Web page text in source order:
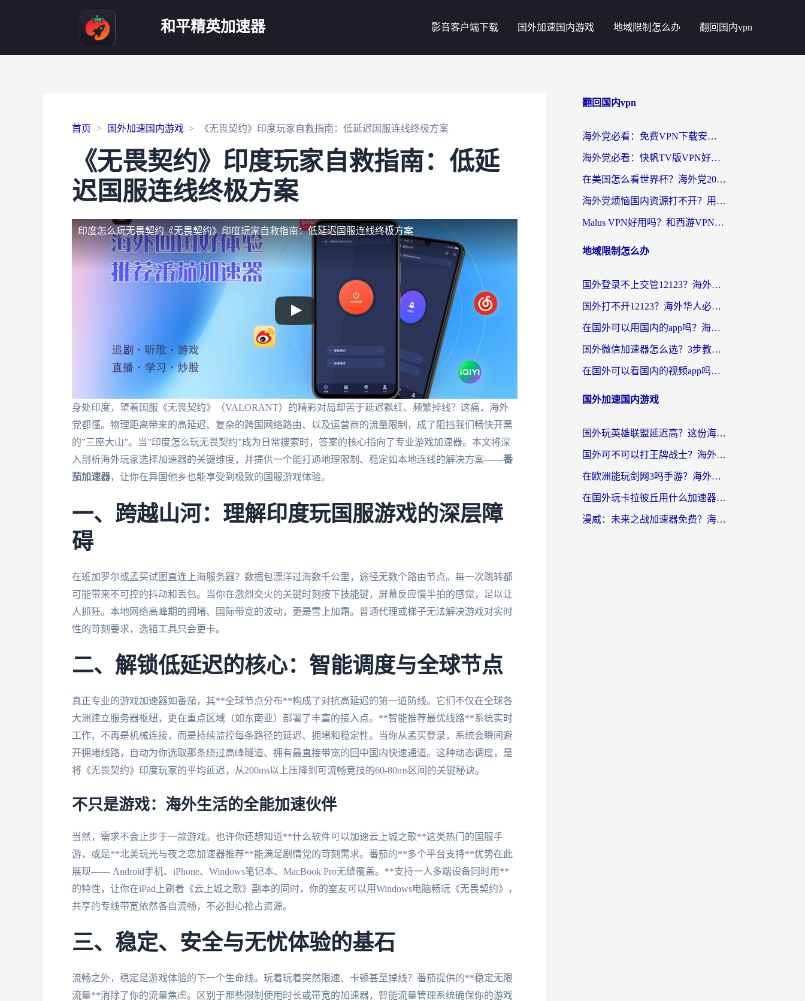
和平精英加速器 影音客户端下载 国外加速国内游戏 地域限制怎么办 翻回国内vpn
首页 国外加速国内游戏 《无畏契约》印度玩家自救指南：低延迟国服连线终极方案
《无畏契约》印度玩家自救指南：低延
迟国服连线终极方案
印度怎么玩无畏契约《无畏契约》印度玩家自救指南：低延迟国服连线终极方案
身处印度，望着国服《无畏契约》（VALORANT）的精彩对局却苦于延迟飘红、频繁掉线？这痛，海外
党都懂。物理距离带来的高延迟、复杂的跨国网络路由、以及运营商的流量限制，成了阻挡我们畅快开黑
的”三座大山”。当”印度怎么玩无畏契约”成为日常搜索时，答案的核心指向了专业游戏加速器。本文将深
入剖析海外玩家选择加速器的关键维度，并提供一个能打通地理限制、稳定如本地连线的解决方案——番
茄加速器，让你在异国他乡也能享受到极致的国服游戏体验。
一、跨越山河：理解印度玩国服游戏的深层障
碍
在班加罗尔或孟买试图直连上海服务器？数据包漂洋过海数千公里，途径无数个路由节点。每一次跳转都
可能带来不可控的抖动和丢包。当你在激烈交火的关键时刻按下技能键，屏幕反应慢半拍的感觉，足以让
人抓狂。本地网络高峰期的拥堵、国际带宽的波动，更是雪上加霜。普通代理或梯子无法解决游戏对实时
性的苛刻要求，选错工具只会更卡。
二、解锁低延迟的核心：智能调度与全球节点
真正专业的游戏加速器如番茄，其**全球节点分布**构成了对抗高延迟的第一道防线。它们不仅在全球各
大洲建立服务器枢纽，更在重点区域（如东南亚）部署了丰富的接入点。**智能推荐最优线路**系统实时
工作，不再是机械连接，而是持续监控每条路径的延迟、拥堵和稳定性。当你从孟买登录，系统会瞬间避
开拥堵线路，自动为你选取那条绕过高峰隧道、拥有最直接带宽的回中国内快速通道。这种动态调度，是
将《无畏契约》印度玩家的平均延迟，从200ms以上压降到可流畅竞技的60-80ms区间的关键秘诀。
不只是游戏：海外生活的全能加速伙伴
当然，需求不会止步于一款游戏。也许你还想知道**什么软件可以加速云上城之歌**这类热门的国服手
游，或是**北美玩光与夜之恋加速器推荐**能满足剧情党的苛刻需求。番茄的**多个平台支持**优势在此
展现—— Android手机、iPhone、Windows笔记本、MacBook Pro无缝覆盖。**支持一人多端设备同时用**
的特性，让你在iPad上刷着《云上城之歌》副本的同时，你的室友可以用Windows电脑畅玩《无畏契约》，
共享的专线带宽依然各自流畅，不必担心抢占资源。
三、稳定、安全与无忧体验的基石
流畅之外，稳定是游戏体验的下一个生命线。玩着玩着突然限速、卡顿甚至掉线？番茄提供的**稳定无限
流量**消除了你的流量焦虑。区别于那些限制使用时长或带宽的加速器，智能流量管理系统确保你的游戏
翻回国内vpn
海外党必看：免费VPN下载安卓+3步选对国外到国内加速器，无缝刷国内资源
海外党必看：快帆TV版VPN好用吗？和斧牛手游VPN对比哪个回国效果更好？附电脑翻墙回国实用技巧
在美国怎么看世界杯？海外党2026最新回国加速器指南：从影音到游戏全搞定
海外党烦恼国内资源打不开？用VPN上海节点+这几点，轻松搞定回国加速！
Malus VPN好用吗？和西游VPN对比哪个回国效果更好？海外党亲测后的真实选择
地域限制怎么办
国外登录不上交管12123？海外党选对回国加速器，无缝访问国内资源不发愁
国外打不开12123？海外华人必看：选对回国加速器，无缝访问国内资源
在国外可以用国内的app吗？海外党亲测有效的回国加速方案
国外微信加速器怎么选？3步教你无缝访问国内资源（附避坑指南）
在国外可以看国内的视频app吗知乎？海外党亲测有效的追剧解决方案
国外加速国内游戏
国外玩英雄联盟延迟高？这份海外畅玩国服游戏的加速器终极指南帮你搞定
国外可不可以打王牌战士？海外党国服游戏加速终极指南（附3款热门游戏实测）
在欧洲能玩剑网3吗手游？海外党国服畅玩终极攻略（附三大热门游戏解决方案）
在国外玩卡拉彼丘用什么加速器好一点？海外党亲测有效的国服游戏加速指南
漫威：未来之战加速器免费？海外玩家国服畅玩终极指南（附一梦江湖弈剑行解决方案）